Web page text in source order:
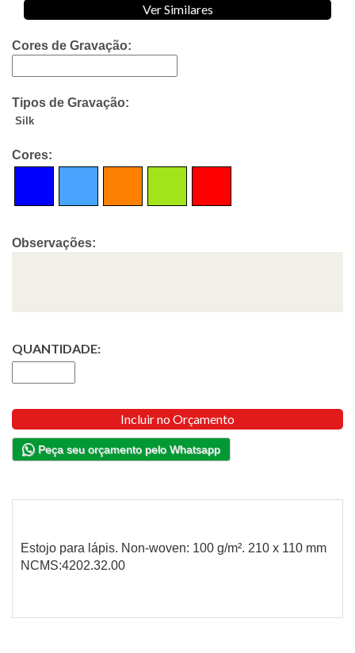
Ver Similares
Cores de Gravação:
Tipos de Gravação:
Silk
Cores:
Observações:
QUANTIDADE:
Incluir no Orçamento
Peça seu orçamento pelo Whatsapp
Estojo para lápis. Non-woven: 100 g/m². 210 x 110 mm
NCMS:4202.32.00